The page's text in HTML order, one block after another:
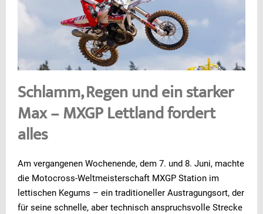
Schlamm, Regen und ein starker
Max – MXGP Lettland fordert
alles
Am vergangenen Wochenende, dem 7. und 8. Juni, machte
die Motocross-Weltmeisterschaft MXGP Station im
lettischen Kegums – ein traditioneller Austragungsort, der
für seine schnelle, aber technisch anspruchsvolle Strecke